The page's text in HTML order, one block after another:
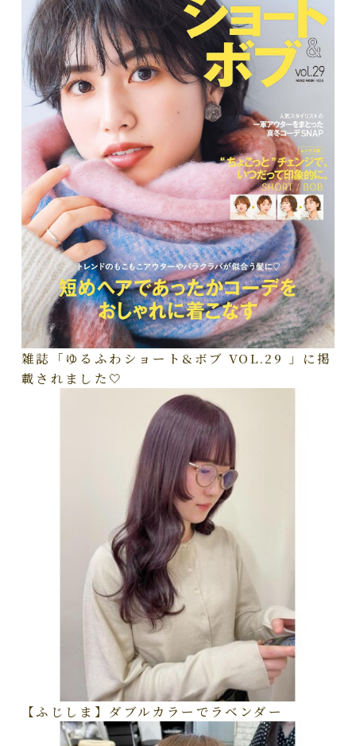
雑誌「ゆるふわショート&ボブ VOL.29 」に掲
載されました🤍
【ふじしま】ダブルカラーでラベンダー